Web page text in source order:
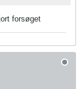
forsøget